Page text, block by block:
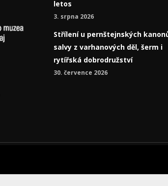
letos
3. srpna 2026
Střílení u pernštejnských
salvy z varhanových děl, šerm i
rytířská dobrodružství
30. července 2026